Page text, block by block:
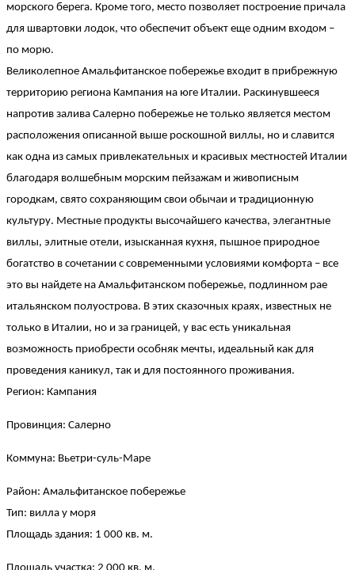
морского берега. Кроме того, место позволяет построение причала
для швартовки лодок, что обеспечит объект еще одним входом –
по морю.
Великолепное Амальфитанское побережье входит в прибрежную
территорию региона Кампания на юге Италии. Раскинувшееся
напротив залива Салерно побережье не только является местом
расположения описанной выше роскошной виллы, но и славится
как одна из самых привлекательных и красивых местностей Италии
благодаря волшебным морским пейзажам и живописным
городкам, свято сохраняющим свои обычаи и традиционную
культуру. Местные продукты высочайшего качества, элегантные
виллы, элитные отели, изысканная кухня, пышное природное
богатство в сочетании с современными условиями комфорта – все
это вы найдете на Амальфитанском побережье, подлинном рае
итальянском полуострова. В этих сказочных краях, известных не
только в Италии, но и за границей, у вас есть уникальная
возможность приобрести особняк мечты, идеальный как для
проведения каникул, так и для постоянного проживания.
Регион: Кампания
Провинция: Салерно
Коммуна: Вьетри-суль-Маре
Район: Амальфитанское побережье
Тип: вилла у моря
Площадь здания: 1 000 кв. м.